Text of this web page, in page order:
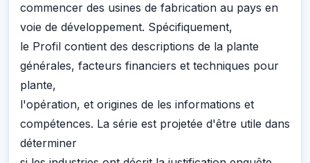
commencer des usines de fabrication au pays en
voie de développement. Spécifiquement,
le Profil contient des descriptions de la plante
générales, facteurs financiers et techniques pour
plante,
l'opération, et origines de les informations et
compétences. La série est projetée d'être utile dans
déterminer